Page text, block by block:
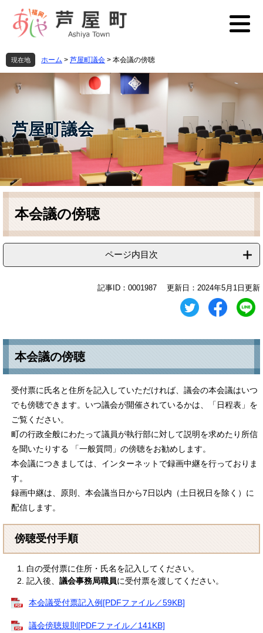
先
頭
す
を
飛
し
へ
現在地 ホーム > 芦屋町議会 > 本会議の傍聴
芦屋町議会
本
本会議の傍聴
ページ内目次
記事ID：0001987 更新日：2024年5月1日更新
本会議の傍聴
受付票に氏名と住所を記入していただければ、議会の本会議はいつ
でも傍聴できます。いつ議会が開催されているかは、「日程表」を
ご覧ください。
町の行政全般にわたって議員が執行部に対して説明を求めたり所信
を聞いたりする 「一般質問」の傍聴をお勧めします。
本会議につきましては、インターネットで録画中継を行っておりま
す。
録画中継は、原則、本会議当日から7日以内（土日祝日を除く）に
配信します。
傍聴受付手順
白の受付票に住所・氏名を記入してください。
記入後、 議会事務局職員に受付票を渡してください。
本会議受付票記入例[PDFファイル／59KB]
議会傍聴規則[PDFファイル／141KB]